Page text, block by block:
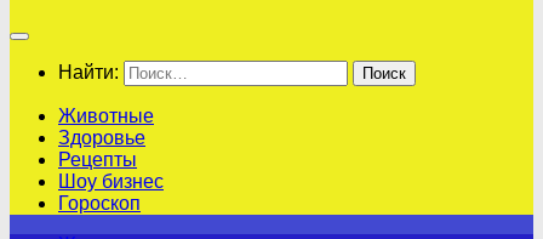
Найти:
Животные
Здоровье
Рецепты
Шоу бизнес
Гороскоп